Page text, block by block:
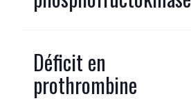
Déficit en
prothrombine